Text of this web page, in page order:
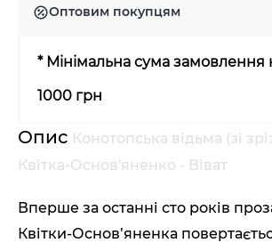
Оптовим покупцям
* Мінімальна сума замовлення
1000 грн
Опис Конотопська відьма (зі
Квітка-Основ'яненко - Віват
Вперше за останні сто років
Квітки-Основ’яненка